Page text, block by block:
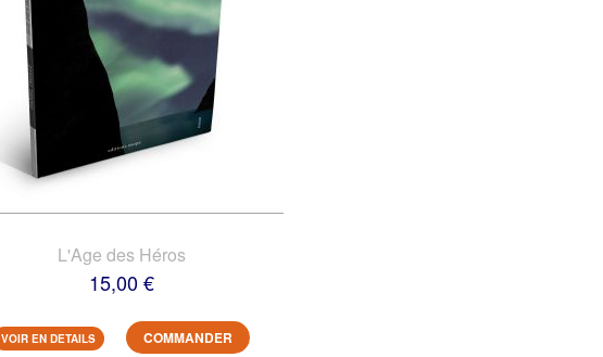
L'Age des Héros
15,00 €
VOIR EN DETAILS COMMANDER